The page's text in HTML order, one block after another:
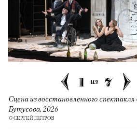
1 из 7
Сцена из восстановленного
Бутусова, 2026
© СЕРГЕЙ ПЕТРОВ